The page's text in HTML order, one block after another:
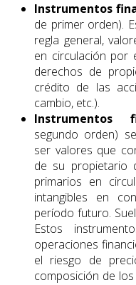
Instrumentos
de primer orden).
regla general,
en circulación por
derechos de
crédito de las
cambio, etc.).
Instrumentos
segundo orden)
ser valores que
de su propietario
primarios en
intangibles en
período futuro.
Estos
operaciones
el riesgo de
composición de